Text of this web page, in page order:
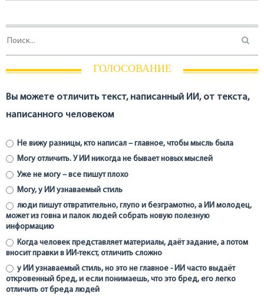
ГОЛОСОВАНИЕ
Вы можете отличить текст, написанный ИИ, от текста,
написанного человеком
Не вижу разницы, кто написал – главное, чтобы мысль была
Могу отличить. У ИИ никогда не бывает новых мыслей
Уже не могу – все пишут плохо
Могу, у ИИ узнаваемый стиль
люди пишут отвратительно, глупо и безграмотно, а ИИ молодец,
может из говна и палок людей собрать новую полезную
информацию
Когда человек представляет материалы, даёт задание, а потом
вносит правки в ИИ-текст, отличить сложно
у ИИ узнаваемый стиль, но это не главное - ИИ часто выдаёт
откровенный бред, и если понимаешь, что это бред, его легко
отличить от бреда людей